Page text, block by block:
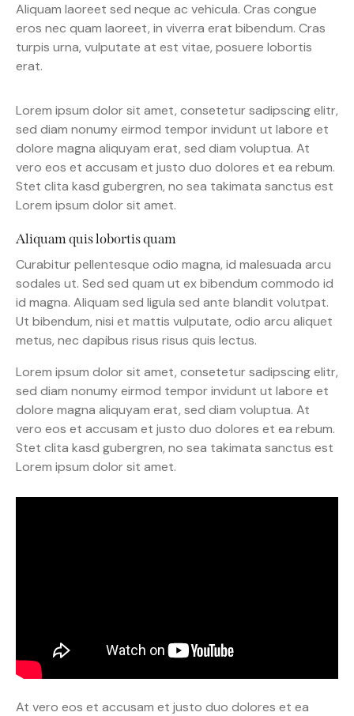
Aliquam laoreet sed neque ac vehicula. Cras congue
eros nec quam laoreet, in viverra erat bibendum. Cras
turpis urna, vulputate at est vitae, posuere lobortis
erat.
Lorem ipsum dolor sit amet, consetetur sadipscing elitr,
sed diam nonumy eirmod tempor invidunt ut labore et
dolore magna aliquyam erat, sed diam voluptua. At
vero eos et accusam et justo duo dolores et ea rebum.
Stet clita kasd gubergren, no sea takimata sanctus est
Lorem ipsum dolor sit amet.
Aliquam quis lobortis quam
Curabitur pellentesque odio magna, id malesuada arcu
sodales ut. Sed sed quam ut ex bibendum commodo id
id magna. Aliquam sed ligula sed ante blandit volutpat.
Ut bibendum, nisi et mattis vulputate, odio arcu aliquet
metus, nec dapibus risus risus quis lectus.
Lorem ipsum dolor sit amet, consetetur sadipscing elitr,
sed diam nonumy eirmod tempor invidunt ut labore et
dolore magna aliquyam erat, sed diam voluptua. At
vero eos et accusam et justo duo dolores et ea rebum.
Stet clita kasd gubergren, no sea takimata sanctus est
Lorem ipsum dolor sit amet.
At vero eos et accusam et justo duo dolores et ea